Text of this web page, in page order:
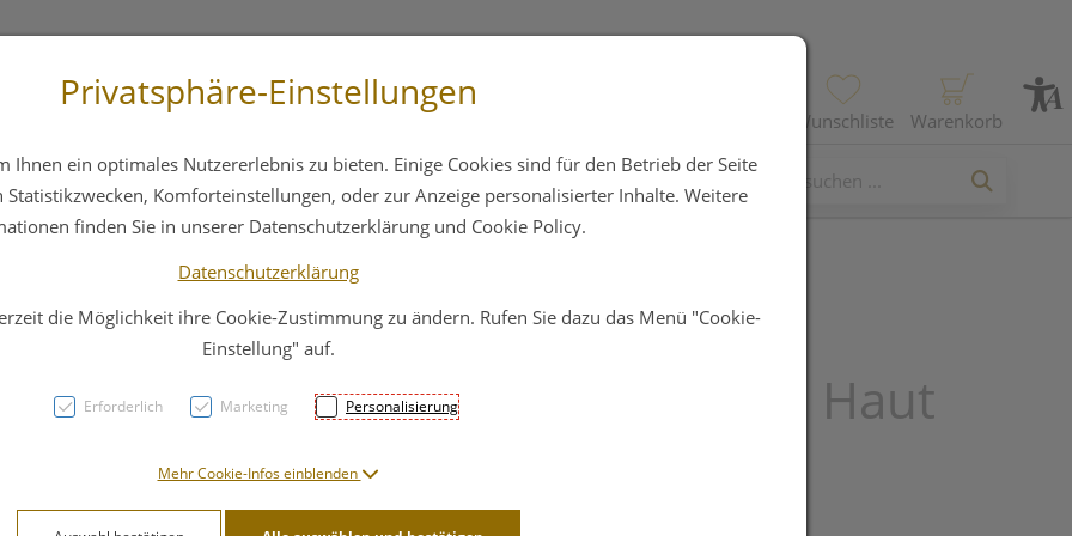
Wunschliste Warenkorb
Hautpflege Familie Nahrungsergänzung
Scheren Canal
Rostfrei/gebogen Haut
PZN: 4785512
Privatsphäre-Einstellungen
Ihnen ein optimales Nutzererlebnis zu bieten. Einige Cookies sind für den Betrieb der Seite
Komforteinstellungen, oder zur Anzeige personalisierter Inhalte. Weitere
finden Sie in unserer Datenschutzerklärung und Cookie Policy.
Datenschutzerklärung
die Möglichkeit ihre Cookie-Zustimmung zu ändern. Rufen Sie dazu das Menü "Cookie-
Einstellung" auf.
Erforderlich Marketing Personalisierung
Mehr Cookie-Infos einblenden